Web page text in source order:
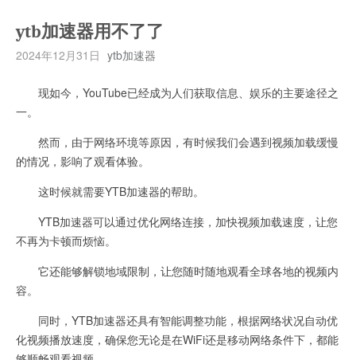
ytb加速器用不了了
2024年12月31日 ytb加速器
现如今，YouTube已经成为人们获取信息、娱乐的主要途径之
一。
然而，由于网络环境等原因，有时候我们会遇到视频加载缓慢
的情况，影响了观看体验。
这时候就需要YTB加速器的帮助。
YTB加速器可以通过优化网络连接，加快视频加载速度，让您
不再为卡顿而烦恼。
它还能够解锁地域限制，让您随时随地观看全球各地的视频内
容。
同时，YTB加速器还具有智能调整功能，根据网络状况自动优
化视频播放速度，确保您无论是在WiFi还是移动网络条件下，都能